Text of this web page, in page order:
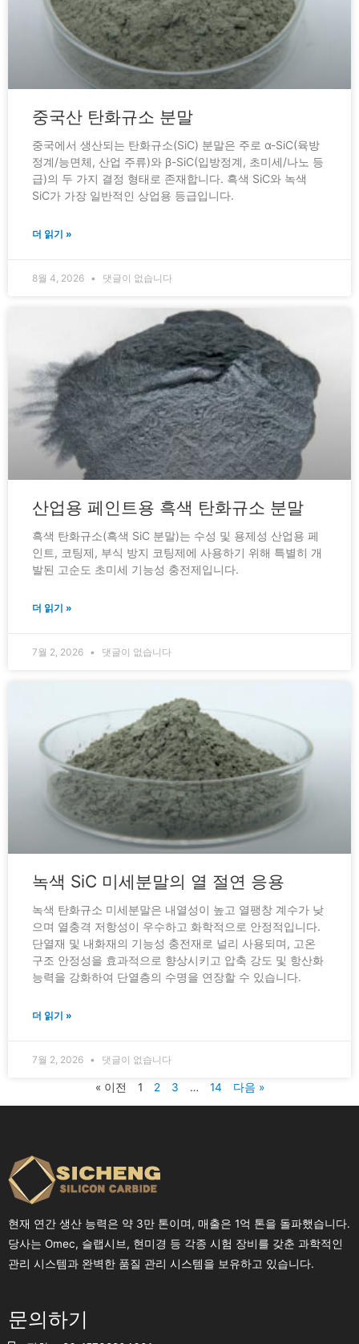
중국산 탄화규소 분말
중국에서 생산되는 탄화규소(SiC) 분말은 주로 α-SiC(육방
정계/능면체, 산업 주류)와 β-SiC(입방정계, 초미세/나노 등
급)의 두 가지 결정 형태로 존재합니다. 흑색 SiC와 녹색
SiC가 가장 일반적인 상업용 등급입니다.
더 읽기 »
8월 4, 2026 댓글이 없습니다
산업용 페인트용 흑색 탄화규소 분말
흑색 탄화규소(흑색 SiC 분말)는 수성 및 용제성 산업용 페
인트, 코팅제, 부식 방지 코팅제에 사용하기 위해 특별히 개
발된 고순도 초미세 기능성 충전제입니다.
더 읽기 »
7월 2, 2026 댓글이 없습니다
녹색 SiC 미세분말의 열 절연 응용
녹색 탄화규소 미세분말은 내열성이 높고 열팽창 계수가 낮
으며 열충격 저항성이 우수하고 화학적으로 안정적입니다.
단열재 및 내화재의 기능성 충전재로 널리 사용되며, 고온
구조 안정성을 효과적으로 향상시키고 압축 강도 및 항산화
능력을 강화하여 단열층의 수명을 연장할 수 있습니다.
더 읽기 »
7월 2, 2026 댓글이 없습니다
« 이전 1 2 3 … 14 다음 »
현재 연간 생산 능력은 약 3만 톤이며, 매출은 1억 톤을 돌파했습니다.
당사는 Omec, 슬랩시브, 현미경 등 각종 시험 장비를 갖춘 과학적인
관리 시스템과 완벽한 품질 관리 시스템을 보유하고 있습니다.
문의하기